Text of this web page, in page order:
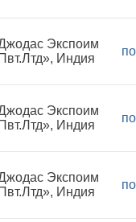
Экспоим
Пвт.Лтд», Индия
Экспоим
Пвт.Лтд», Индия
Экспоим
Пвт.Лтд», Индия